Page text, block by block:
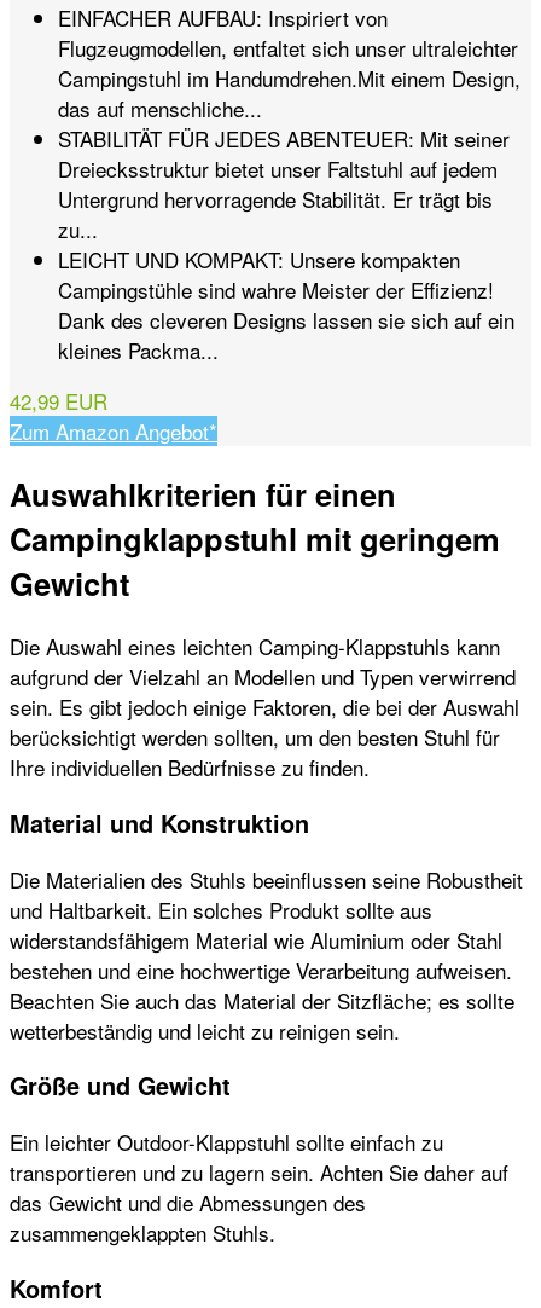
EINFACHER AUFBAU: Inspiriert von
Flugzeugmodellen, entfaltet sich unser ultraleichter
Campingstuhl im Handumdrehen.Mit einem Design,
das auf menschliche...
STABILITÄT FÜR JEDES ABENTEUER: Mit seiner
Dreiecksstruktur bietet unser Faltstuhl auf jedem
Untergrund hervorragende Stabilität. Er trägt bis
zu...
LEICHT UND KOMPAKT: Unsere kompakten
Campingstühle sind wahre Meister der Effizienz!
Dank des cleveren Designs lassen sie sich auf ein
kleines Packma...
42,99 EUR
Zum Amazon Angebot*
Auswahlkriterien für einen
Campingklappstuhl mit geringem
Gewicht
Die Auswahl eines leichten Camping-Klappstuhls kann
aufgrund der Vielzahl an Modellen und Typen verwirrend
sein. Es gibt jedoch einige Faktoren, die bei der Auswahl
berücksichtigt werden sollten, um den besten Stuhl für
Ihre individuellen Bedürfnisse zu finden.
Material und Konstruktion
Die Materialien des Stuhls beeinflussen seine Robustheit
und Haltbarkeit. Ein solches Produkt sollte aus
widerstandsfähigem Material wie Aluminium oder Stahl
bestehen und eine hochwertige Verarbeitung aufweisen.
Beachten Sie auch das Material der Sitzfläche; es sollte
wetterbeständig und leicht zu reinigen sein.
Größe und Gewicht
Ein leichter Outdoor-Klappstuhl sollte einfach zu
transportieren und zu lagern sein. Achten Sie daher auf
das Gewicht und die Abmessungen des
zusammengeklappten Stuhls.
Komfort